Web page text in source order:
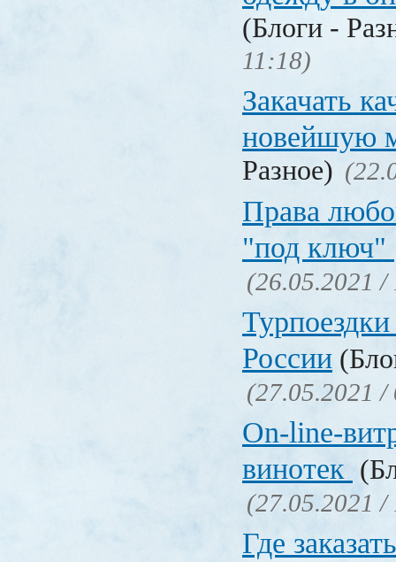
(Блоги -
11:18)
Закачать
новейшую
Разное)
Права
"под ключ"
(26.05.2021 /
России
(27.05.2021 /
On-line-
винотек
(27.05.2021 /
Где